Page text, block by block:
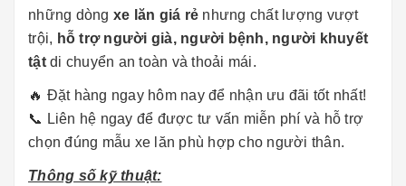
những dòng xe lăn giá rẻ nhưng chất lượng vượt
trội, hỗ trợ người già, người bệnh, người khuyết
tậtdi chuyển an toàn và thoải mái.
🔥 Đặt hàng ngay hôm nay để nhận ưu đãi tốt nhất!
📞 Liên hệ ngay để được tư vấn miễn phí và hỗ trợ
chọn đúng mẫu xe lăn phù hợp cho người thân.
Thông số kỹ thuật: